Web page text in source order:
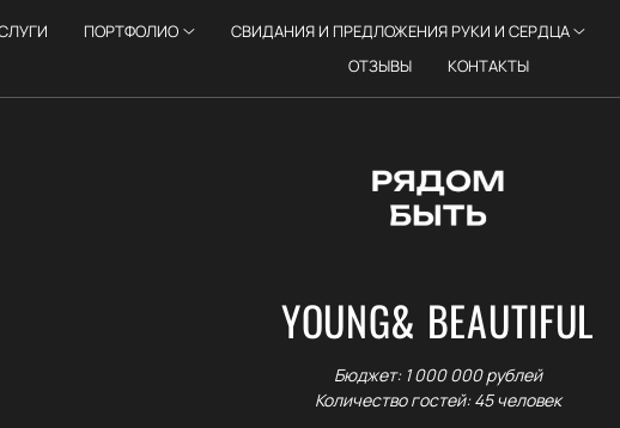
ПОРТФОЛИО СВИДАНИЯ И ПРЕДЛОЖЕНИЯ РУКИ И СЕРДЦА
ОТЗЫВЫ
КОНТАКТЫ
YOUNG& BEAUTIFUL
Бюджет: 1 000 000 рублей
Количество гостей: 45 человек